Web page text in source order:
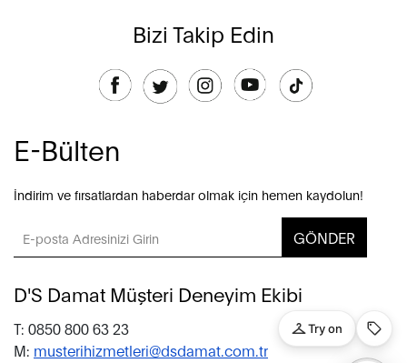
Bizi Takip Edin
E-Bülten
İndirim ve fırsatlardan haberdar olmak için hemen kaydolun!
GÖNDER
D'S Damat Müşteri Deneyim Ekibi
T: 0850 800 63 23
M: musterihizmetleri@dsdamat.com.tr